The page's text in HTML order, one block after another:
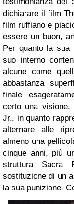
testimonianza del
dichiarare il film
film ruffiano e
essere un buon,
Per quanto la
suo interno
alcune come
abbastanza
finale
certo una visione.
Jr., in quanto
alternare alle
almeno una
cinque anni, più
struttura Sacra
sostituzione di un
la sua punizione.